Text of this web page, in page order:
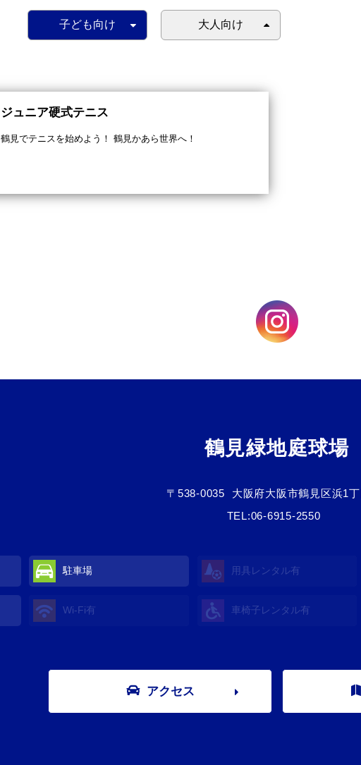
子ども向け 大人向け
ジュニア硬式テニス
鶴見でテニスを始めよう！ 鶴見かあら世界へ！
鶴見緑地庭球場
〒538-0035
大阪府大阪市鶴見区浜1
TEL:06-6915-2550
駐車場 用具レンタル有
Wi-Fi有 車椅子レンタル有
アクセス